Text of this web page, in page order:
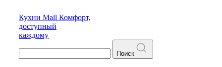
Кухни Mall Комфорт,
доступный
каждому
Поиск